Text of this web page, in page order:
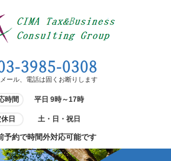
3985-0308
ール、電話は固くお断りします
時間 平日 9時～17時
日 土・日・祝日
予約で時間外対応可能です